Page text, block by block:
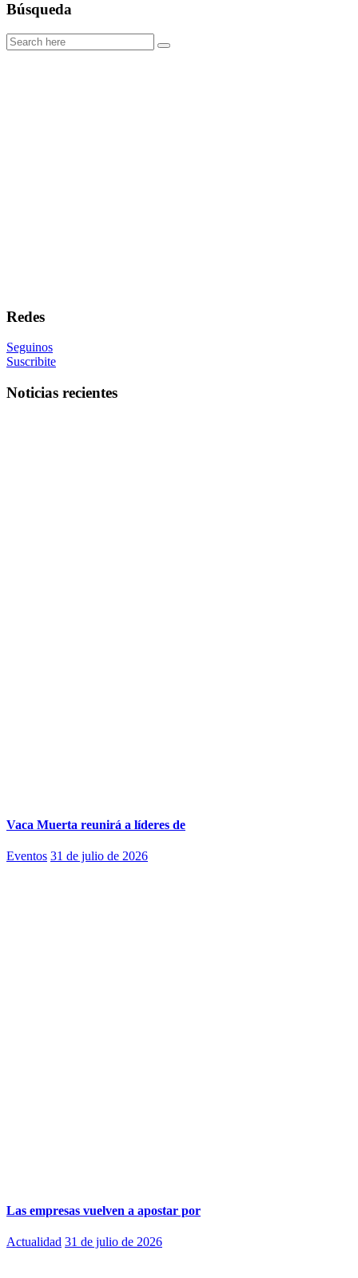
Búsqueda
Redes
Seguinos
Suscribite
Noticias recientes
Vaca Muerta reunirá a líderes de
Eventos 31 de julio de 2026
Las empresas vuelven a apostar por
Actualidad 31 de julio de 2026